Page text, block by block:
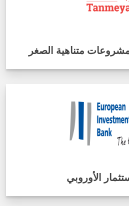
متناهية الصغر
الأوروبي